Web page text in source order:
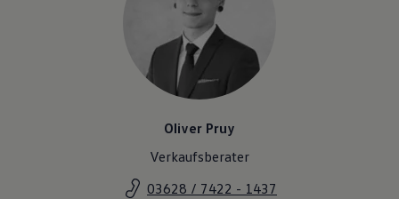
Transport
Familie
Elektromobilität
Volkswagen R
Volkswagen Kundenbetreuung
Oliver Pruy
Verkaufsberater
03628 / 7422 - 1437